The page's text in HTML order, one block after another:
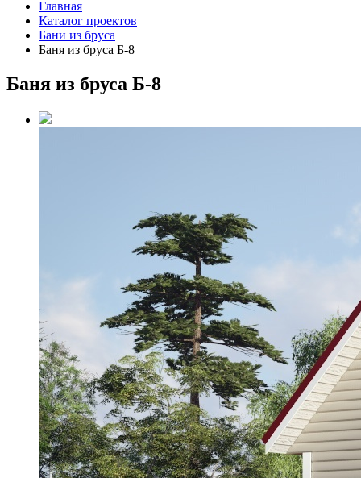
Главная
Каталог проектов
Бани из бруса
Баня из бруса Б-8
Баня из бруса Б-8